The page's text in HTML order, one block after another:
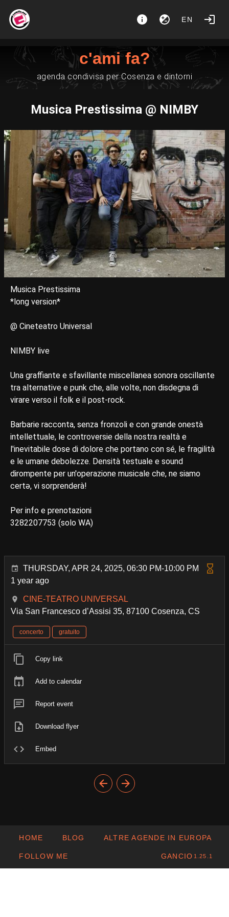
EN
c'ami fa?
agenda condivisa per Cosenza e dintorni
Musica Prestissima @ NIMBY
Musica Prestissima
*long version*
@ Cineteatro Universal
NIMBY live
Una graffiante e sfavillante miscellanea sonora oscillante
tra alternative e punk che, alle volte, non disdegna di
virare verso il folk e il post-rock.
Barbarie racconta, senza fronzoli e con grande onestà
intellettuale, le controversie della nostra realtà e
l'inevitabile dose di dolore che portano con sé, le fragilità
e le umane debolezze. Densità testuale e sound
dirompente per un'operazione musicale che, ne siamo
certǝ, vi sorprenderà!
Per info e prenotazioni
3282207753 (solo WA)
THURSDAY, APR 24, 2025, 06:30 PM-10:00 PM
1 year ago
CINE-TEATRO UNIVERSAL
Via San Francesco d’Assisi 35, 87100 Cosenza, CS
concerto gratuito
Copy link
Add to calendar
Report event
Download flyer
Embed
HOME BLOG ALTRE AGENDE IN EUROPA
FOLLOW ME GANCIO 1.25.1